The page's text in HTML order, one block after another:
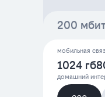
200
мобильная
1024 гб
домашний